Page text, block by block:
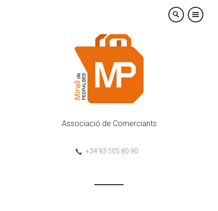
×
Associació de Comerciants
+34 93.505.80.90